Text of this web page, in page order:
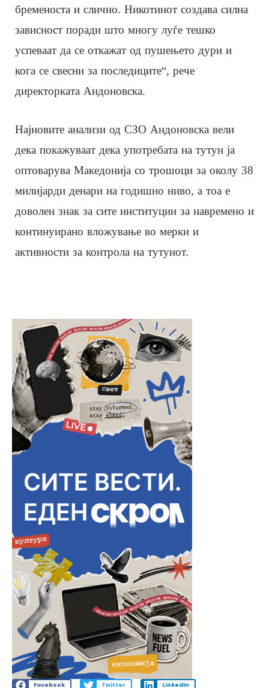
бременоста и слично. Никотинот создава силна
зависност поради што многу луѓе тешко
успеваат да се откажат од пушењето дури и
кога се свесни за последиците“, рече
директорката Андоновска.
Најновите анализи од СЗО Андоновска вели
дека покажуваат дека употребата на тутун ја
оптоварува Македонија со трошоци за околу 38
милијарди денари на годишно ниво, а тоа е
доволен знак за сите институции за навремено и
континуирано вложување во мерки и
активности за контрола на тутунот.
Facebook Twitter LinkedIn